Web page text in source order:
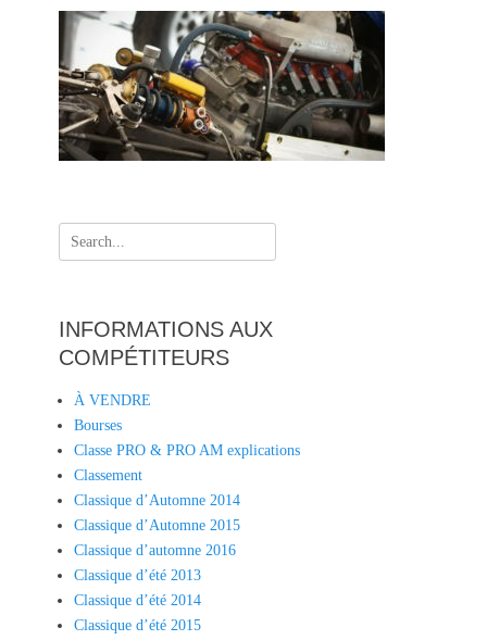
Search
for:
INFORMATIONS AUX
COMPÉTITEURS
À VENDRE
Bourses
Classe PRO & PRO AM explications
Classement
Classique d’Automne 2014
Classique d’Automne 2015
Classique d’automne 2016
Classique d’été 2013
Classique d’été 2014
Classique d’été 2015